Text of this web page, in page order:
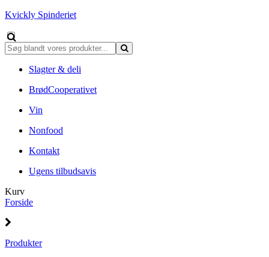
Kvickly Spinderiet
Slagter & deli
BrødCooperativet
Vin
Nonfood
Kontakt
Ugens tilbudsavis
Kurv
Forside
Produkter